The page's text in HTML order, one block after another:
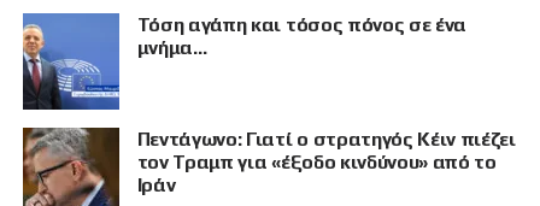
ΠΡΟΒΟΛΗ
Τόση αγάπη και τόσος πόνος σε ένα
μνήμα…
Πεντάγωνο: Γιατί ο στρατηγός Κέιν πιέζει
τον Τραμπ για «έξοδο κινδύνου» από το
Ιράν